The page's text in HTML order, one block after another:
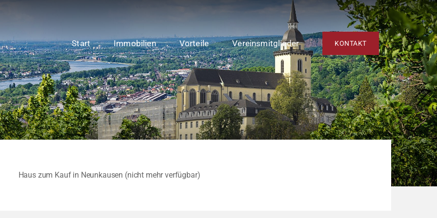
Start Immobilien Vorteile Vereinsmitglieder KONTAKT
Haus zum Kauf in Neunkausen (nicht mehr verfügbar)